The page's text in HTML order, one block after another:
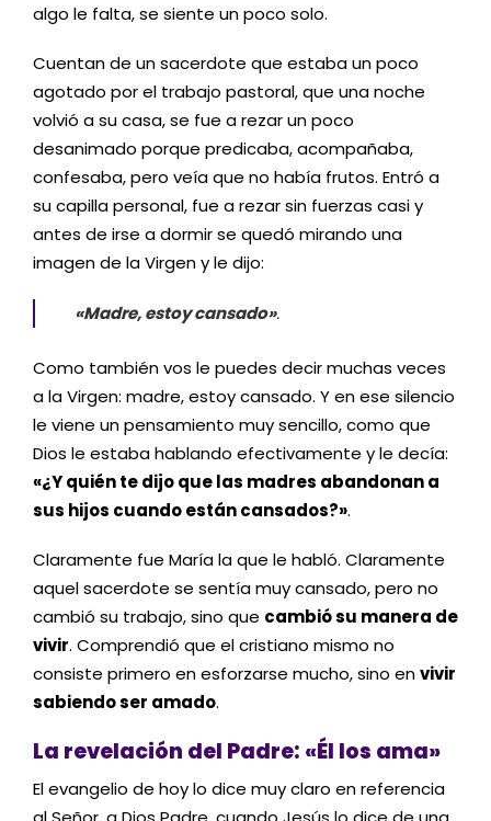
algo le falta, se siente un poco solo.
Cuentan de un sacerdote que estaba un poco
agotado por el trabajo pastoral, que una noche
volvió a su casa, se fue a rezar un poco
desanimado porque predicaba, acompañaba,
confesaba, pero veía que no había frutos. Entró a
su capilla personal, fue a rezar sin fuerzas casi y
antes de irse a dormir se quedó mirando una
imagen de la Virgen y le dijo:
«Madre, estoy cansado».
Como también vos le puedes decir muchas veces
a la Virgen: madre, estoy cansado. Y en ese silencio
le viene un pensamiento muy sencillo, como que
Dios le estaba hablando efectivamente y le decía:
«¿Y quién te dijo que las madres abandonan a
sus hijos cuando están cansados?».
Claramente fue María la que le habló. Claramente
aquel sacerdote se sentía muy cansado, pero no
cambió su trabajo, sino que cambió su manera de
vivir. Comprendió que el cristiano mismo no
consiste primero en esforzarse mucho, sino envivir
sabiendo ser amado.
La revelación del Padre: «Él los ama»
El evangelio de hoy lo dice muy claro en referencia